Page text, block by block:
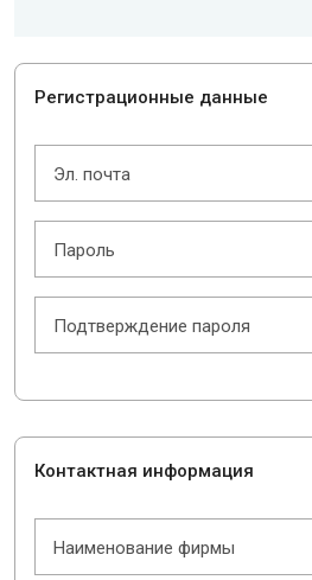
Регистрационные данные
Эл. почта
Пароль
Подтверждение пароля
Контактная информация
Наименование фирмы